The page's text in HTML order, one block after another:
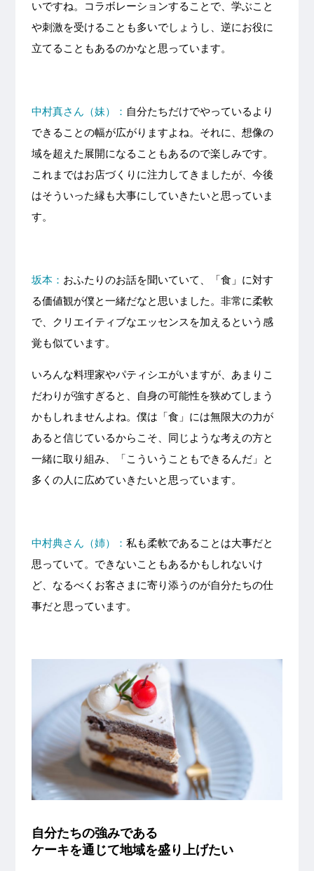
いですね。コラボレーションすることで、学ぶこと
や刺激を受けることも多いでしょうし、逆にお役に
立てることもあるのかなと思っています。
中村真さん（妹）： 自分たちだけでやっているより
できることの幅が広がりますよね。それに、想像の
域を超えた展開になることもあるので楽しみです。
これまではお店づくりに注力してきましたが、今後
はそういった縁も大事にしていきたいと思っていま
す。
坂本： おふたりのお話を聞いていて、「食」に対す
る価値観が僕と一緒だなと思いました。非常に柔軟
で、クリエイティブなエッセンスを加えるという感
覚も似ています。
いろんな料理家やパティシエがいますが、あまりこ
だわりが強すぎると、自身の可能性を狭めてしまう
かもしれませんよね。僕は「食」には無限大の力が
あると信じているからこそ、同じような考えの方と
一緒に取り組み、「こういうこともできるんだ」と
多くの人に広めていきたいと思っています。
中村典さん（姉）： 私も柔軟であることは大事だと
思っていて。できないこともあるかもしれないけ
ど、なるべくお客さまに寄り添うのが自分たちの仕
事だと思っています。
自分たちの強みである
ケーキを通じて地域を盛り上げたい